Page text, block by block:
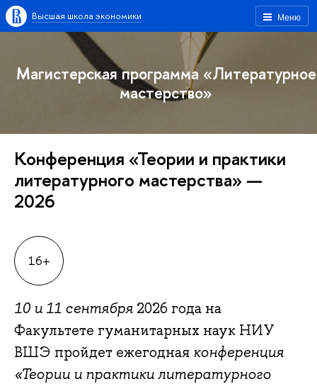
Меню
Высшая школа экономики
Магистерская программа «Литературное
мастерство»
Конференция «Теории и практики
литературного мастерства» —
2026
16+
10 и 11 сентября 2026 года на
Факультете гуманитарных наук НИУ
ВШЭ пройдет ежегодная конференция
«Теории и практики литературного